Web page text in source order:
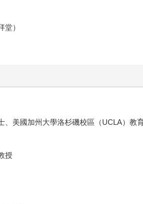
堂）
美國加州大學洛杉磯校區（UCLA）教育
授